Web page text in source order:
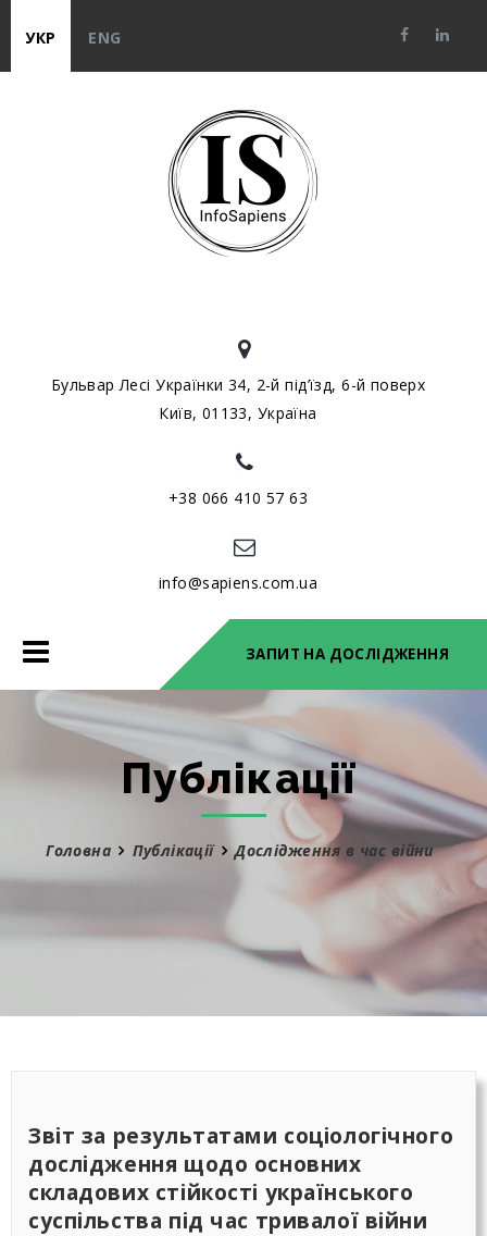
УКР ENG
Бульвар Лесі Українки 34, 2-й під’їзд, 6-й поверх
Київ, 01133, Україна
+38 066 410 57 63
info@sapiens.com.ua
Toggle
navigation
ЗАПИТ НА ДОСЛІДЖЕННЯ
Публікації
Головна Публікації Дослідження в час війни
Звіт за результатами соціологічного
дослідження щодо основних
складових стійкості українського
суспільства під час тривалої війни